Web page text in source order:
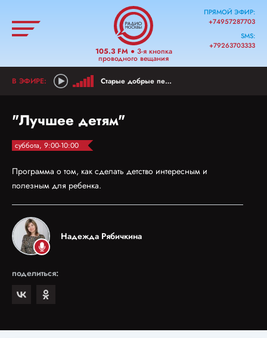
105.3 FM● 3-я кнопка
проводного вещания
ПРЯМОЙ ЭФИР:
+74957287703
SMS:
+79263703333
Старые добрые песни
"Лучшее детям"
суббота, 9:00-10:00
Программа о том, как сделать детство интересным и
полезным для ребенка.
Надежда Рябичкина
поделиться: